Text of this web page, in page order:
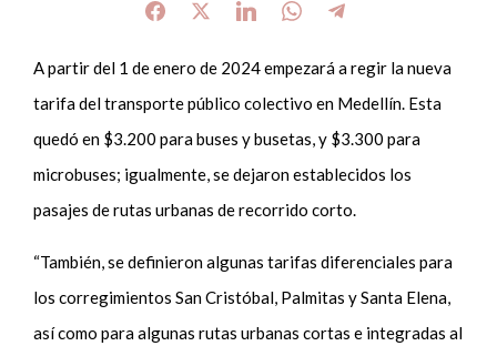
A partir del 1 de enero de 2024 empezará a regir la nueva
tarifa del transporte público colectivo en Medellín. Esta
quedó en $3.200 para buses y busetas, y $3.300 para
microbuses; igualmente, se dejaron establecidos los
pasajes de rutas urbanas de recorrido corto.
“También, se definieron algunas tarifas diferenciales para
los corregimientos San Cristóbal, Palmitas y Santa Elena,
así como para algunas rutas urbanas cortas e integradas al